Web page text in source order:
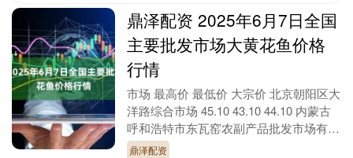
鼎泽配资 2025年6月7日全国
主要批发市场大黄花鱼价格
行情
市场 最高价 最低价 大宗价 北京朝阳区大
洋路综合市场 45.10 43.10 44.10 内蒙古
呼和浩特市东瓦窑农副产品批发市场有限
责任公司 44.00 40....
鼎泽配资